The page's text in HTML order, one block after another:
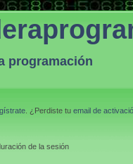
programación
. ¿Perdiste tu email de
de la sesión